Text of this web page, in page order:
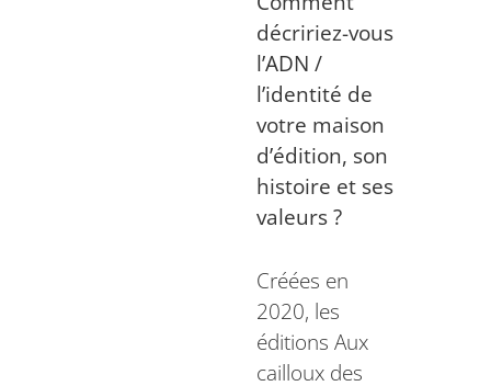
décririez-vous
l’ADN /
l’identité de
votre maison
d’édition, son
histoire et ses
valeurs ?
Créées en
2020, les
éditions Aux
cailloux des